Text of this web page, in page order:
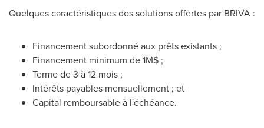
Quelques caractéristiques des solutions offertes par BRIVA :
Financement subordonné aux prêts existants ;
Financement minimum de 1M$ ;
Terme de 3 à 12 mois ;
Intérêts payables mensuellement ; et
Capital remboursable à l'échéance.